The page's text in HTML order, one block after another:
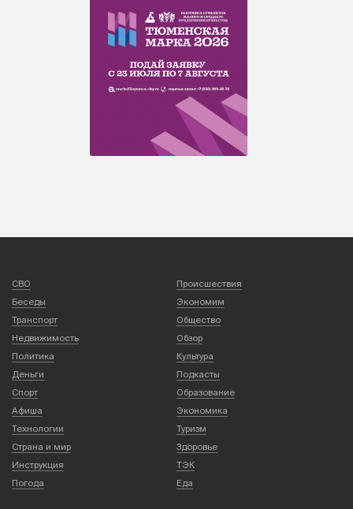
СВО
Происшествия
Беседы
Экономим
Транспорт
Общество
Недвижимость
Обзор
Политика
Культура
Деньги
Подкасты
Спорт
Образование
Афиша
Экономика
Технологии
Туризм
Страна и мир
Здоровье
Инструкция
ТЭК
Погода
Еда